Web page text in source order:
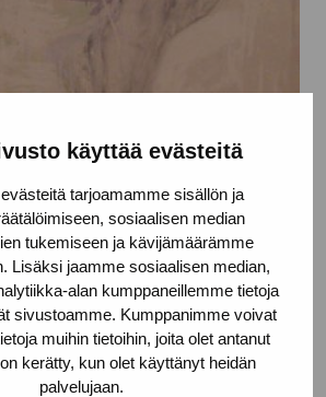
käyttää evästeitä
tarjoamamme sisällön ja
sosiaalisen median
tukemiseen ja kävijämäärämme
Lisäksi jaamme sosiaalisen median,
alan kumppaneillemme tietoja
sivustoamme. Kumppanimme voivat
muihin tietoihin, joita olet antanut
kerätty, kun olet käyttänyt heidän
palvelujaan.